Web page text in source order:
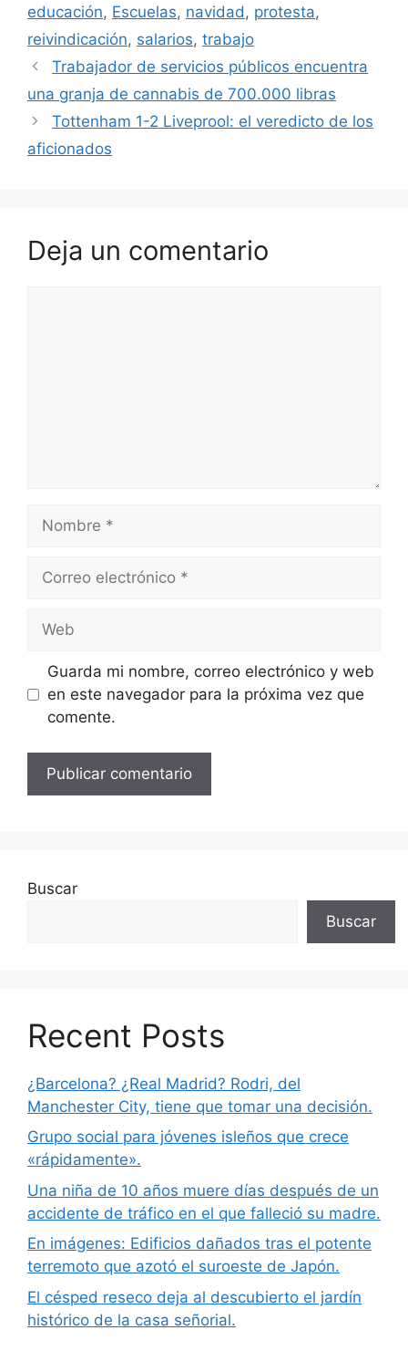
educación, Escuelas, navidad, protesta,
reivindicación, salarios, trabajo
Trabajador de servicios públicos encuentra
una granja de cannabis de 700.000 libras
Tottenham 1-2 Liveprool: el veredicto de los
aficionados
Deja un comentario
Nombre
Correo
Web
Guarda mi nombre, correo electrónico y web
en este navegador para la próxima vez que
comente.
Buscar
Buscar
Recent Posts
¿Barcelona? ¿Real Madrid? Rodri, del
Manchester City, tiene que tomar una decisión.
Grupo social para jóvenes isleños que crece
«rápidamente».
Una niña de 10 años muere días después de un
accidente de tráfico en el que falleció su madre.
En imágenes: Edificios dañados tras el potente
terremoto que azotó el suroeste de Japón.
El césped reseco deja al descubierto el jardín
histórico de la casa señorial.